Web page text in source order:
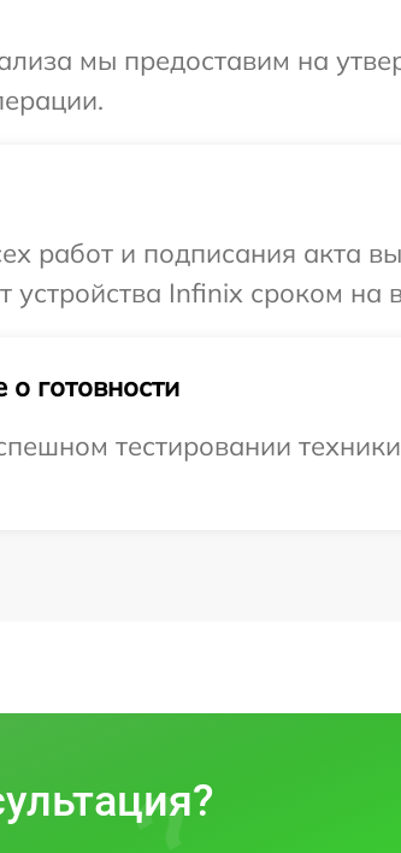
мы предоставим на
работ и подписания акта
устройства Infinix сроком на
готовности
тестировании